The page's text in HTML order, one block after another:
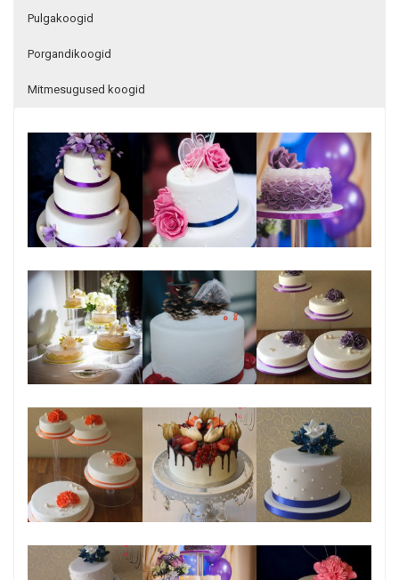
Pulgakoogid
Porgandikoogid
Mitmesugused koogid